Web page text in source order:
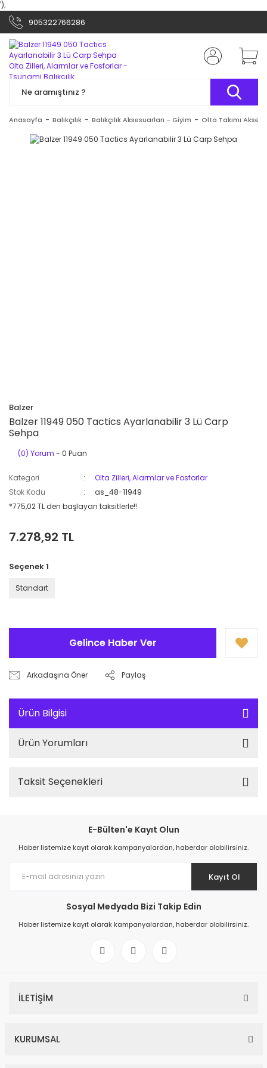
');
905322766286
Anasayfa Balıkçılık Balıkçılık Aksesuarları - Giyim Olta Takımı
Balzer
Balzer 11949 050 Tactics Ayarlanabilir 3 Lü Carp
Sehpa
(0) Yorum - 0 Puan
Kategori
Olta Zilleri, Alarmlar ve Fosforlar
Stok Kodu
as_48-11949
*775,02 TL den başlayan taksitlerle!!
7.278,92 TL
Seçenek 1
Standart
Gelince Haber Ver
Arkadaşına Öner Paylaş
Ürün Bilgisi
Ürün Yorumları
Taksit Seçenekleri
E-Bülten'e Kayıt Olun
Haber listemize kayıt olarak kampanyalardan, haberdar olabilirsiniz.
Kayıt Ol
Sosyal Medyada Bizi Takip Edin
Haber listemize kayıt olarak kampanyalardan, haberdar olabilirsiniz.
İLETİŞİM
KURUMSAL